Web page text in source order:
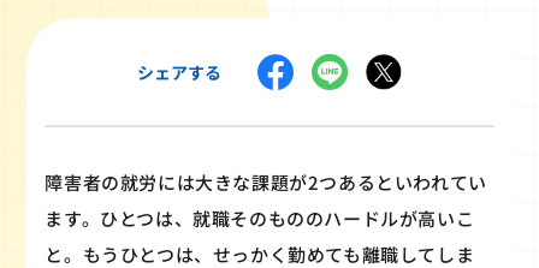
シェアする
障害者の就労には大きな課題が2つあるといわれてい
ます。ひとつは、就職そのもののハードルが高いこ
と。もうひとつは、せっかく勤めても離職してしま